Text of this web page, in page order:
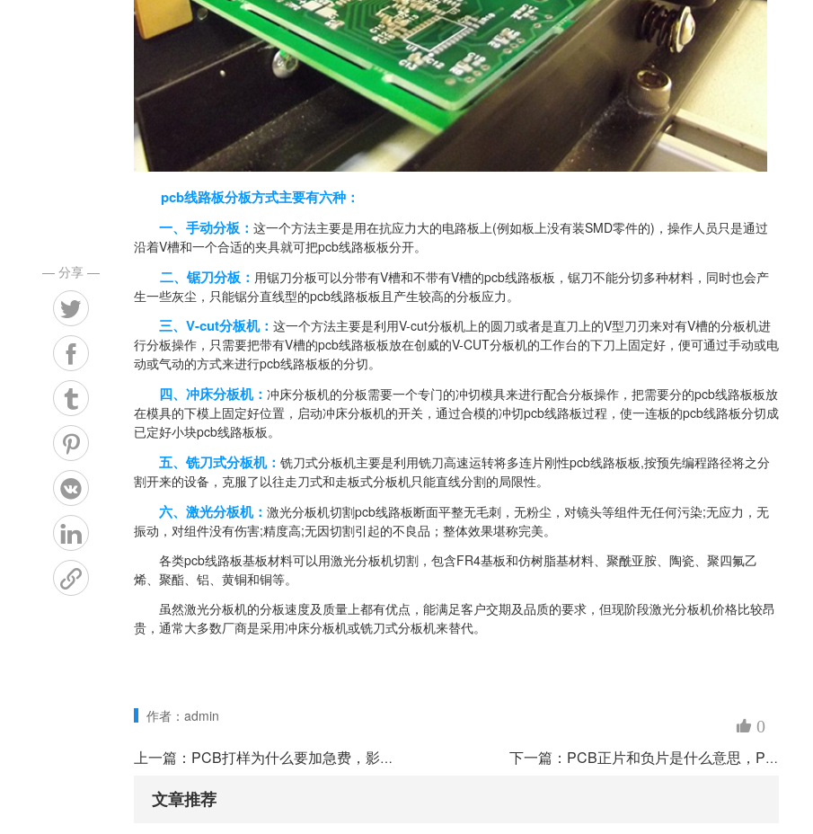
pcb线路板分板方式主要有六种：
一、手动分板： 这一个方法主要是用在抗应力大的电路板上(例如板上没有装SMD零件的)，操作人员只是通过
沿着V槽和一个合适的夹具就可把pcb线路板板分开。
二、锯刀分板： 用锯刀分板可以分带有V槽和不带有V槽的pcb线路板板，锯刀不能分切多种材料，同时也会产
生一些灰尘，只能锯分直线型的pcb线路板板且产生较高的分板应力。
三、V-cut分板机： 这一个方法主要是利用V-cut分板机上的圆刀或者是直刀上的V型刀刃来对有V槽的分板机进
行分板操作，只需要把带有V槽的pcb线路板板放在创威的V-CUT分板机的工作台的下刀上固定好，便可通过手动或电
动或气动的方式来进行pcb线路板板的分切。
四、冲床分板机： 冲床分板机的分板需要一个专门的冲切模具来进行配合分板操作，把需要分的pcb线路板板放
在模具的下模上固定好位置，启动冲床分板机的开关，通过合模的冲切pcb线路板过程，使一连板的pcb线路板分切成
已定好小块pcb线路板板。
五、铣刀式分板机： 铣刀式分板机主要是利用铣刀高速运转将多连片刚性pcb线路板板,按预先编程路径将之分
割开来的设备，克服了以往走刀式和走板式分板机只能直线分割的局限性。
六、激光分板机： 激光分板机切割pcb线路板断面平整无毛刺，无粉尘，对镜头等组件无任何污染;无应力，无
振动，对组件没有伤害;精度高;无因切割引起的不良品；整体效果堪称完美。
各类pcb线路板基板材料可以用激光分板机切割，包含FR4基板和仿树脂基材料、聚酰亚胺、陶瓷、聚四氟乙
烯、聚酯、铝、黄铜和铜等。
虽然激光分板机的分板速度及质量上都有优点，能满足客户交期及品质的要求，但现阶段激光分板机价格比较昂
贵，通常大多数厂商是采用冲床分板机或铣刀式分板机来替代。
作者： admin
0
— 分享 —
上一篇：PCB打样为什么要加急费，影响PCB加急打样的价格变化因素 下一篇：PCB正片和负片是什么意思，PCB正片和负片的区别
文章推荐